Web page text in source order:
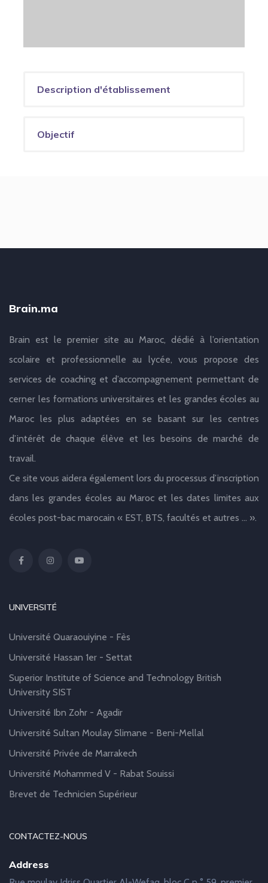
Description d'établissement
Objectif
Brain.ma
Brain est le premier site au Maroc, dédié à l’orientation
scolaire et professionnelle au lycée, vous propose des
services de coaching et d’accompagnement permettant de
cerner les formations universitaires et les grandes écoles au
Maroc les plus adaptées en se basant sur les centres
d’intérêt de chaque élève et les besoins de marché de
travail.
Ce site vous aidera également lors du processus d’inscription
dans les grandes écoles au Maroc et les dates limites aux
écoles post-bac marocain « EST, BTS, facultés et autres … ».
UNIVERSITÉ
Université Quaraouiyine - Fès
Université Hassan 1er - Settat
Superior Institute of Science and Technology British
University SIST
Université Ibn Zohr - Agadir
Université Sultan Moulay Slimane - Beni-Mellal
Université Privée de Marrakech
Université Mohammed V - Rabat Souissi
Brevet de Technicien Supérieur
CONTACTEZ-NOUS
Address